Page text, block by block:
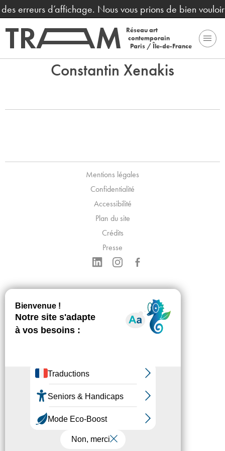
erreurs d’affichage. Nous vous prions de bien
Réseau art
contemporain
Paris / Île-de-France
Constantin Xenakis
Mentions légales
Confidentialité
Accessibilité
Plan du site
Crédits
Presse